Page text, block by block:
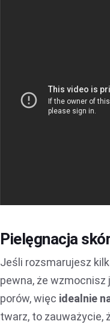
Pielęgnacja
Jeśli rozsmarujesz
pewna, że wzmocnisz
porów, więc idealnie
twarz, to zauważycie,